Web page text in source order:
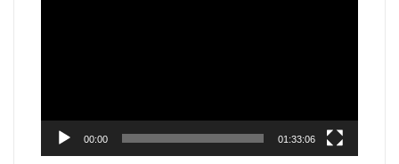
00:00 01:33:06